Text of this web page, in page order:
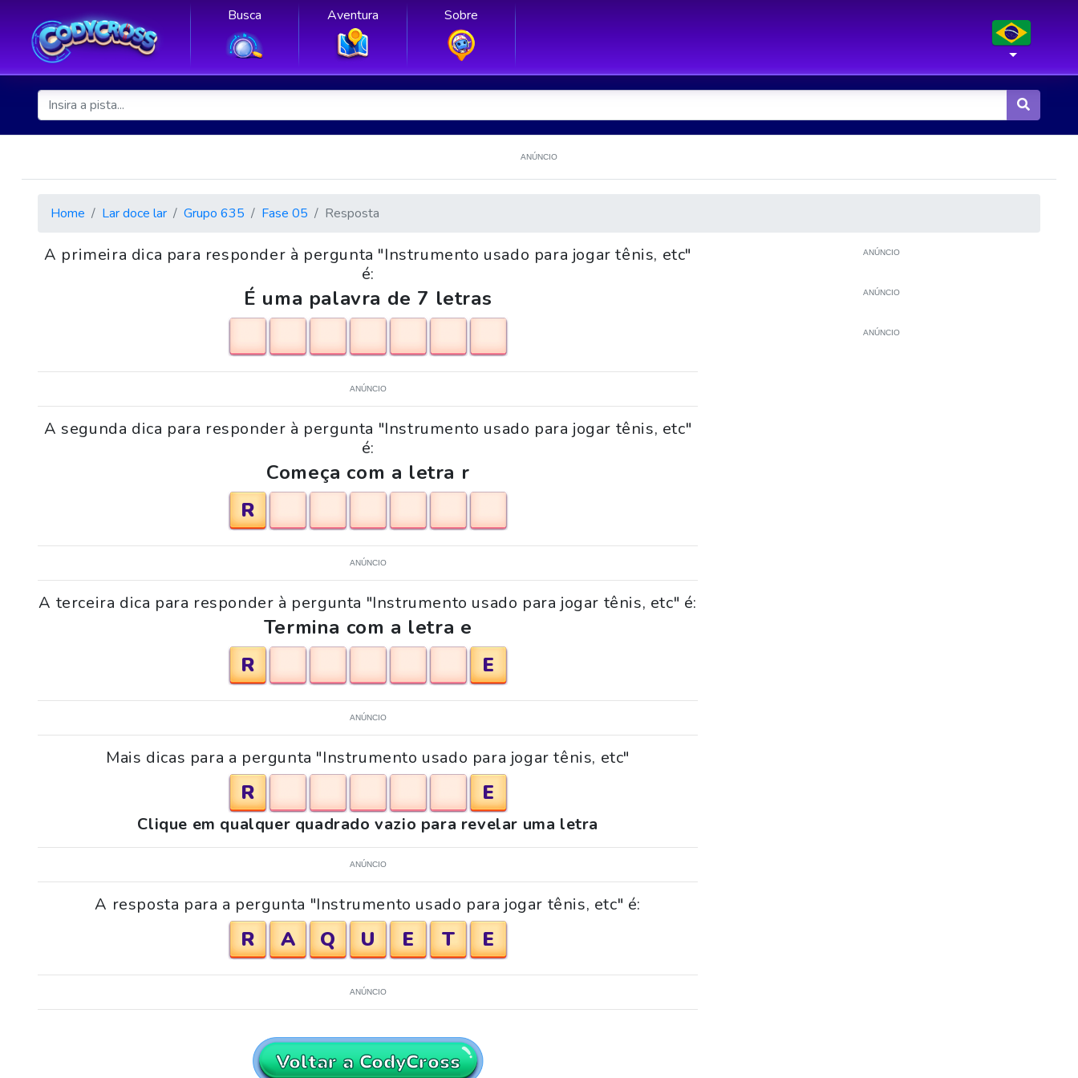
Busca Aventura Sobre
ANÚNCIO
Home Lar doce lar Grupo 635 Fase 05 Resposta
A primeira dica para responder à pergunta "Instrumento usado para jogar tênis, etc"
é:
É uma palavra de 7 letras
ANÚNCIO
A segunda dica para responder à pergunta "Instrumento usado para jogar tênis, etc"
é:
Começa com a letra r
R
ANÚNCIO
A terceira dica para responder à pergunta "Instrumento usado para jogar tênis, etc" é:
Termina com a letra e
R
E
ANÚNCIO
Mais dicas para a pergunta "Instrumento usado para jogar tênis, etc"
R E
Clique em qualquer quadrado vazio para revelar uma letra
ANÚNCIO
A resposta para a pergunta "Instrumento usado para jogar tênis, etc" é:
R A Q U E T E
ANÚNCIO
Voltar a CodyCross
ANÚNCIO
ANÚNCIO
ANÚNCIO